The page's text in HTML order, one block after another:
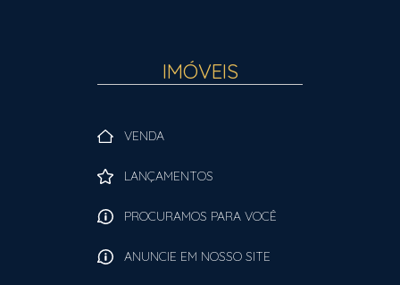
IMÓVEIS
VENDA
LANÇAMENTOS
PROCURAMOS PARA VOCÊ
ANUNCIE EM NOSSO SITE